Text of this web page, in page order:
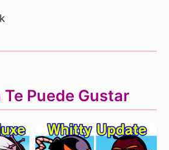
Puede Gustar